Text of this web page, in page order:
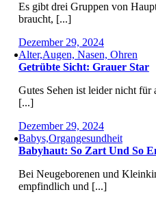
Es gibt drei Gruppen von
braucht, [...]
Dezember 29, 2024
Alter,Augen, Nasen, Ohren
Getrübte Sicht: Grauer Star
Gutes Sehen ist leider nicht für
[...]
Dezember 29, 2024
Babys,Organgesundheit
Babyhaut: So Zart Und So
Bei Neugeborenen und
empfindlich und [...]